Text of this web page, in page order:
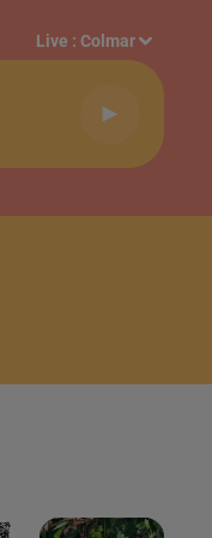
Live :Colmar